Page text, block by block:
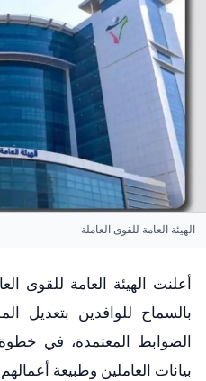
الهيئة العامة للقوى العاملة
أعلنت الهيئة العامة للقوى
بالسماح للوافدين بتعديل
الضوابط المعتمدة، في
بيانات العاملين وطبيعة